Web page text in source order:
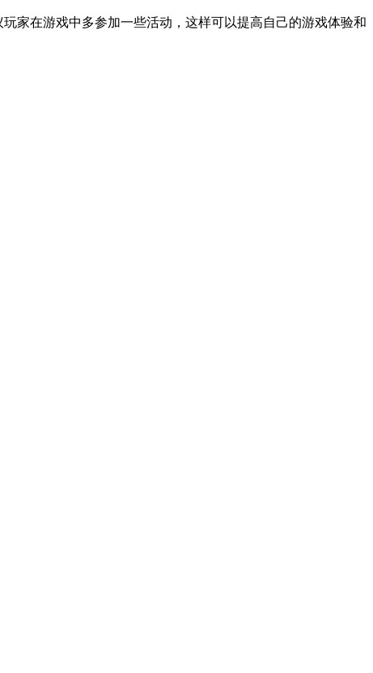
家在游戏中多参加一些活动，这样可以提高自己的游戏体验和